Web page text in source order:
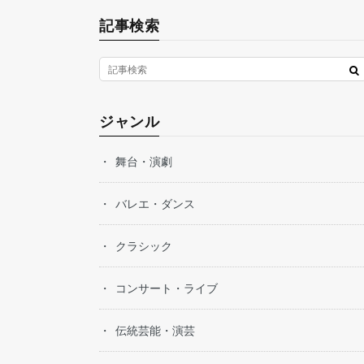
記事検索
ジャンル
舞台・演劇
バレエ・ダンス
クラシック
コンサート・ライブ
伝統芸能・演芸